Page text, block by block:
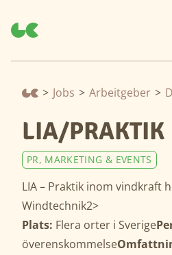
> Jobs > Arbeitgeber >
LIA/PRAKTIK
PR, MARKETING & EVENTS
LIA – Praktik inom vindkraft
Windtechnik2>
Plats: Flera orter i Sverige
överenskommelse